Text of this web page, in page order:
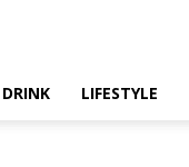
LIFESTYLE